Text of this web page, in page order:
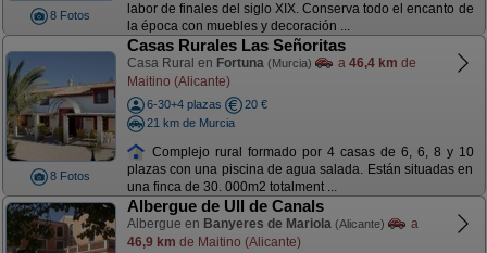
8 Fotos
labor de finales del siglo XIX. Conserva todo el encanto de
la época con muebles y decoración ...
8 Fotos
Casas Rurales Las Señoritas
Casa Rural en Fortuna (Murcia) a 46,4 km de
Maitino (Alicante)
6-30+4 plazas
20 €
21 km de Murcia
Complejo rural formado por 4 casas de 6, 6, 8 y 10
plazas con una piscina de agua salada. Están situadas en
una finca de 30. 000m2 totalment ...
Albergue de Ull de Canals
Albergue en Banyeres de Mariola (Alicante)
a
46,9 km de Maitino (Alicante)